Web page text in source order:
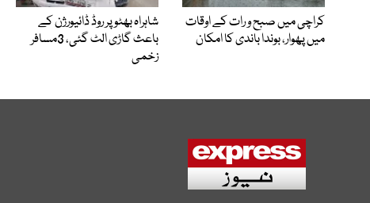
کراچی میں صبح و رات کے اوقات
میں پھوار، بوندا باندی کا امکان
شاہراہ بھٹو پر روڈ ڈائیورژن کے
باعث گاڑی الٹ گئی، 3مسافر
زخمی